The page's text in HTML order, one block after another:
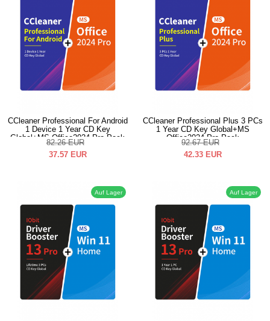
CCleaner Professional For Android
1 Device 1 Year CD Key
Global+MS Office2024 Pro Pack
82.26 EUR
37.57 EUR
CCleaner Professional Plus 3 PCs
1 Year CD Key Global+MS
Office2024 Pro Pack
92.67 EUR
42.33 EUR
Auf Lager Auf Lager